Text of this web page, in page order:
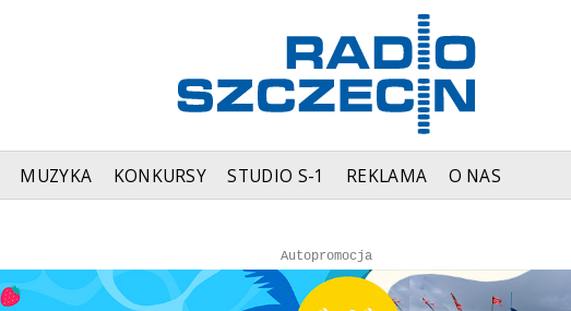
MUZYKA KONKURSY STUDIO S-1 REKLAMA O NAS
Autopromocja
Reklama
Autopromocja